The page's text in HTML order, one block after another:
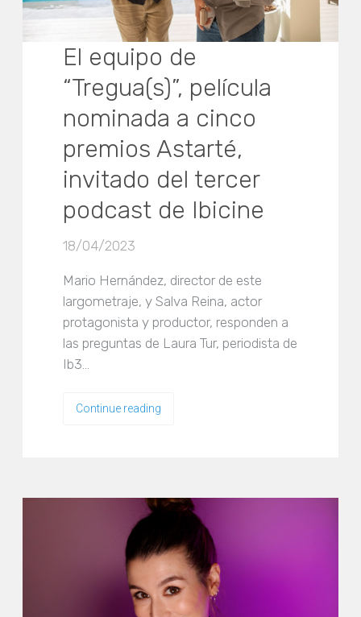
El equipo de
“Tregua(s)”, película
nominada a cinco
premios Astarté,
invitado del tercer
podcast de Ibicine
18/04/2023
Mario Hernández, director de este
largometraje, y Salva Reina, actor
protagonista y productor, responden a
las preguntas de Laura Tur, periodista de
Ib3…
Continue reading